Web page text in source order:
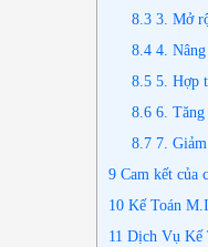
8.3 3. Mở
8.4 4.
8.5 5. Hợp
8.6 6. Tăng
8.7 7.
9 Cam kết của
10 Kế Toán
11 Dịch Vụ Kế